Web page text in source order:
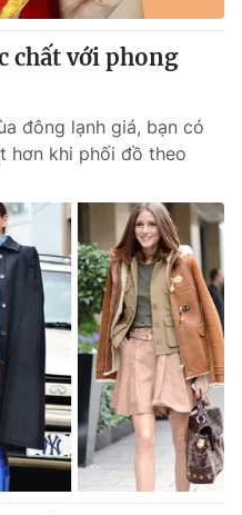
chất với phong
đông lạnh giá, bạn có
hơn khi phối đồ theo